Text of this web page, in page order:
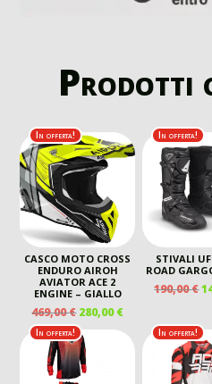
Prodotti
In offerta!
CASCO MOTO CROSS
ENDURO AIROH
AVIATOR ACE 2
ENGINE – GIALLO
469,00€ IL
PREZZO
ORIGINALE
ERA:
469,00 €.
280,00€IL
PREZZO
ATTUALE
280,00 €.
In offerta!
STIVALI
ROAD
190,00€IL
In offerta! In offerta!